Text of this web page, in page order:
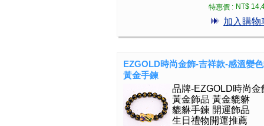
特惠價 : NT$
加入購物
EZGOLD時尚金飾-吉祥款-感溫變
黃金手鍊
品牌-EZGOLD時尚金
黃金飾品 黃金貔貅
貔貅手鍊 開運飾品
生日禮物開運推薦